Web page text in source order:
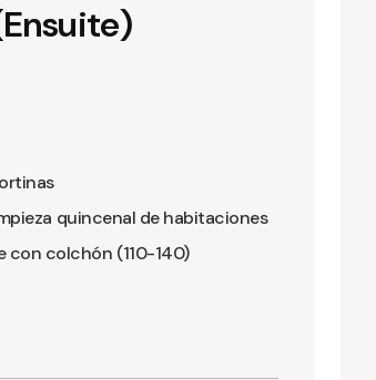
quincenal de habitaciones
con colchón (110-140)